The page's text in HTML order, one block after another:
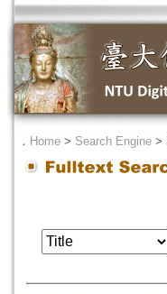
． Home > Search Engine >